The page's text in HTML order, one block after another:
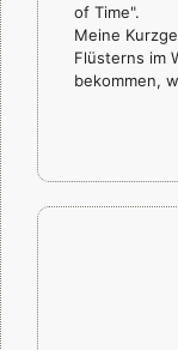
of Time".
Meine
Flüsterns im
bekommen,